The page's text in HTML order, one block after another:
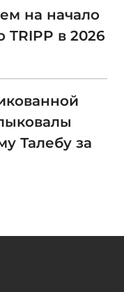
на начало
TRIPP в 2026
Талебу за